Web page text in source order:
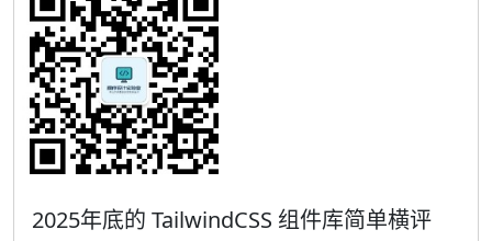
2025年底的 TailwindCSS 组件库简单横评